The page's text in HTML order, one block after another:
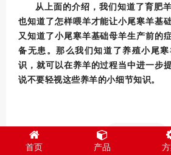
从上面的介绍，我们知道了育肥
也知道了怎样喂羊才能让小尾寒羊基
又知道了小尾寒羊基础母羊生产前的
备无患。那么我们知道了养殖小尾
识，就可以在养羊的过程当中进一步
说不要轻视这些养羊的小细节知识。
首页 产品